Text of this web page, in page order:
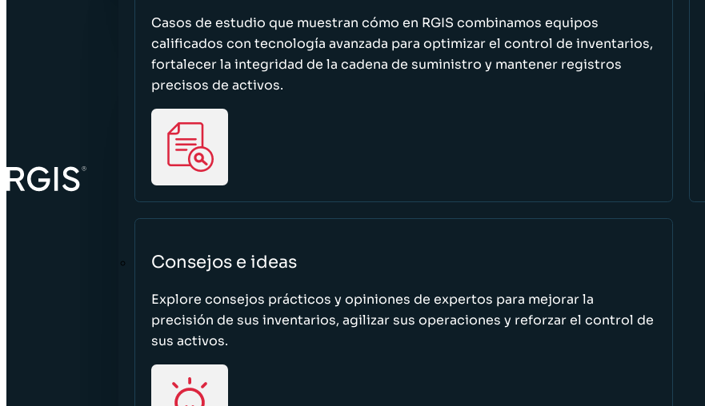
Casos de estudio que muestran cómo en RGIS combinamos equipos
calificados con tecnología avanzada para optimizar el control de inventarios,
fortalecer la integridad de la cadena de suministro y mantener registros
precisos de activos.
Consejos e ideas
Explore consejos prácticos y opiniones de expertos para mejorar la
precisión de sus inventarios, agilizar sus operaciones y reforzar el control de
sus activos.